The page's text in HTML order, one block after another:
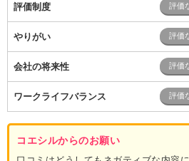
評価制度
やりがい
会社の将来性
ワークライフバランス
コエシルからのお願い